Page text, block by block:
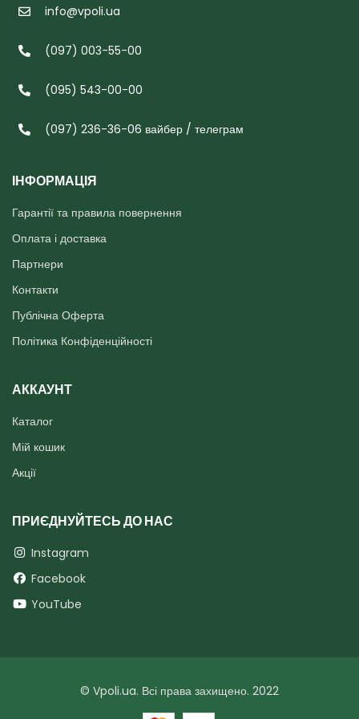
info@vpoli.ua
(097) 003-55-00
(095) 543-00-00
(097) 236-36-06 вайбер / телеграм
ІНФОРМАЦІЯ
Гарантії та правила повернення
Оплата і доставка
Партнери
Контакти
Публічна Оферта
Політика Конфіденційності
АККАУНТ
Каталог
Мій кошик
Акції
ПРИЄДНУЙТЕСЬ ДО НАС
Instagram
Facebook
YouTube
© Vpoli.ua. Всі права захищено. 2022